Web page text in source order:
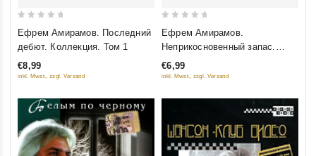
out
5
Ефрем Амирамов. Последний
дебют. Коллекция. Том 1
€8,99
inkl. Mwst., zzgl. Versand
out
5
Ефрем Амирамов.
Неприкосновенный запас.
Коллекция. Том 2
€6,99
inkl. Mwst., zzgl. Versand